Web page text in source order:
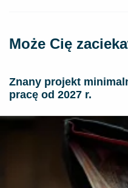
Może Cię
Znany projekt
pracę od 2027 r.